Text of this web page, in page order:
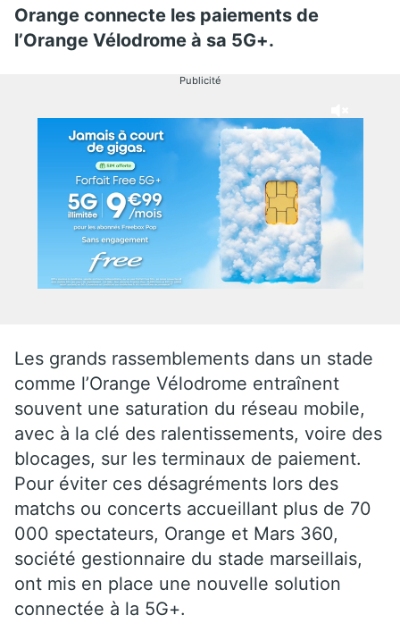
Orange connecte les paiements de
l’Orange Vélodrome à sa 5G+.
Publicité
Les grands rassemblements dans un stade
comme l’Orange Vélodrome entraînent
souvent une saturation du réseau mobile,
avec à la clé des ralentissements, voire des
blocages, sur les terminaux de paiement.
Pour éviter ces désagréments lors des
matchs ou concerts accueillant plus de 70
000 spectateurs, Orange et Mars 360,
société gestionnaire du stade marseillais,
ont mis en place une nouvelle solution
connectée à la 5G+.